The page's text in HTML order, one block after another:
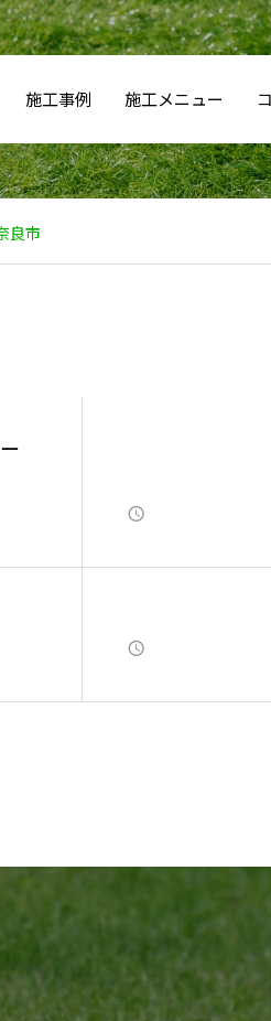
施工事例 施工メニュー
良市